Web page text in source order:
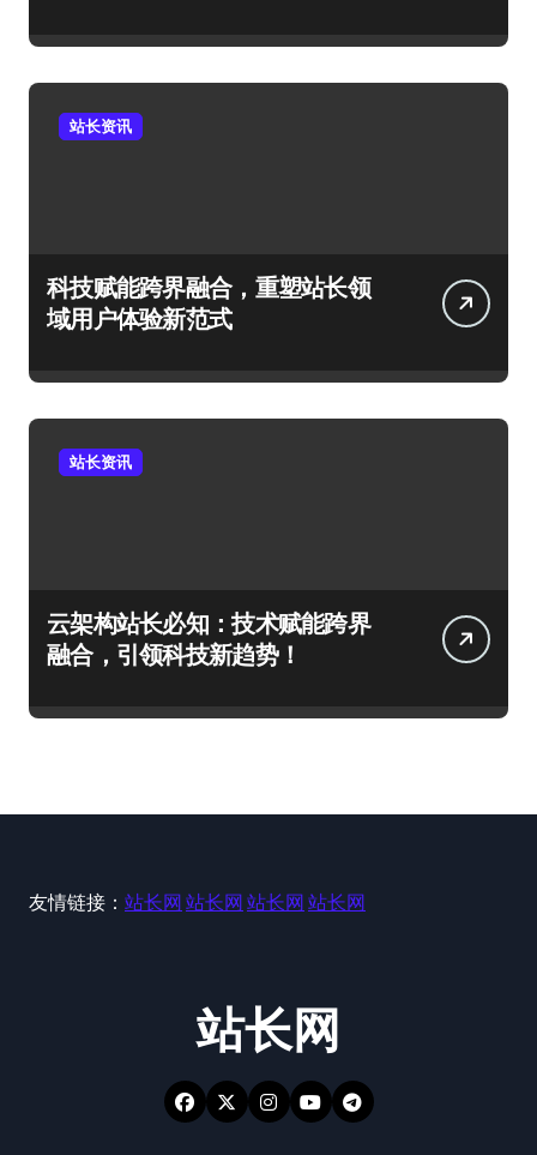
站长资讯
科技赋能跨界融合，重塑站长领
域用户体验新范式
站长资讯
云架构站长必知：技术赋能跨界
融合，引领科技新趋势！
友情链接： 站长网 站长网 站长网 站长网
站长网